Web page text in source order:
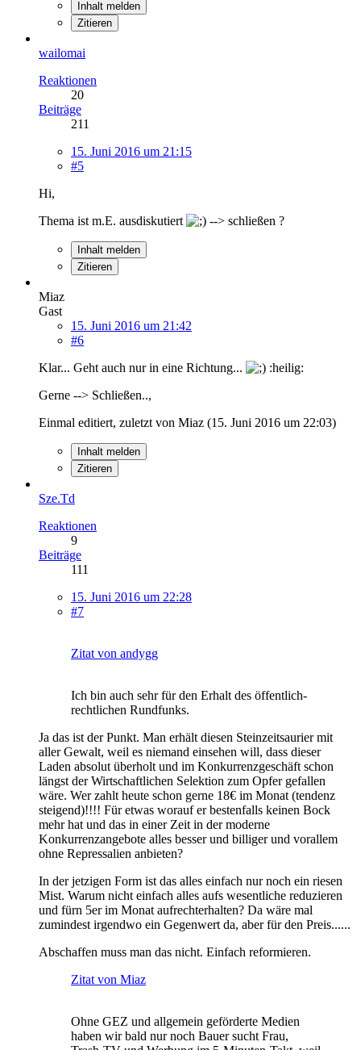
Inhalt melden
Zitieren
wailomai
Reaktionen
20
Beiträge
211
15. Juni 2016 um 21:15
#5
Hi,
Thema ist m.E. ausdiskutiert
--> schließen ?
Inhalt melden
Zitieren
Miaz
Gast
15. Juni 2016 um 21:42
#6
Klar... Geht auch nur in eine Richtung...
:heilig:
Gerne --> Schließen..,
Einmal editiert, zuletzt von Miaz (15. Juni 2016 um 22:03)
Inhalt melden
Zitieren
Sze.Td
Reaktionen
9
Beiträge
111
15. Juni 2016 um 22:28
#7
Zitat von andygg
Ich bin auch sehr für den Erhalt des öffentlich-
rechtlichen Rundfunks.
Ja das ist der Punkt. Man erhält diesen Steinzeitsaurier mit
aller Gewalt, weil es niemand einsehen will, dass dieser
Laden absolut überholt und im Konkurrenzgeschäft schon
längst der Wirtschaftlichen Selektion zum Opfer gefallen
wäre. Wer zahlt heute schon gerne 18€ im Monat (tendenz
steigend)!!!! Für etwas worauf er bestenfalls keinen Bock
mehr hat und das in einer Zeit in der moderne
Konkurrenzangebote alles besser und billiger und vorallem
ohne Repressalien anbieten?
In der jetzigen Form ist das alles einfach nur noch ein riesen
Mist. Warum nicht einfach alles aufs wesentliche reduzieren
und fürn 5er im Monat aufrechterhalten? Da wäre mal
zumindest irgendwo ein Gegenwert da, aber für den Preis......
Abschaffen muss man das nicht. Einfach reformieren.
Zitat von Miaz
Ohne GEZ und allgemein geförderte Medien
haben wir bald nur noch Bauer sucht Frau,